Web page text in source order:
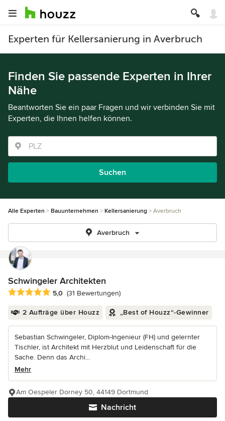
Experten für Kellersanierung in Averbruch
Finden Sie passende Experten in Ihrer
Nähe
Beantworten Sie ein paar Fragen und wir verbinden Sie mit
Experten, die Ihnen helfen können.
Suchen
Alle Experten Bauunternehmen Kellersanierung Averbruch
Averbruch
Schwingeler Architekten
Durchschnittliche Bewertung: 5 von 5 Sternen
5,0 (31 Bewertungen)
2 Aufträge über Houzz „Best of Houzz“-Gewinner
Sebastian Schwingeler, Diplom-Ingenieur (FH) und gelernter
Tischler, ist Architekt mit Herzblut und Leidenschaft für die
Sache. Denn das Archi...
Mehr
Nachricht
Am Oespeler Dorney 50, 44149 Dortmund